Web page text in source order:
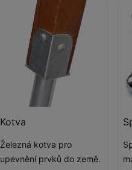
Kotva
Železná kotva pro
upevnění prvků do země.